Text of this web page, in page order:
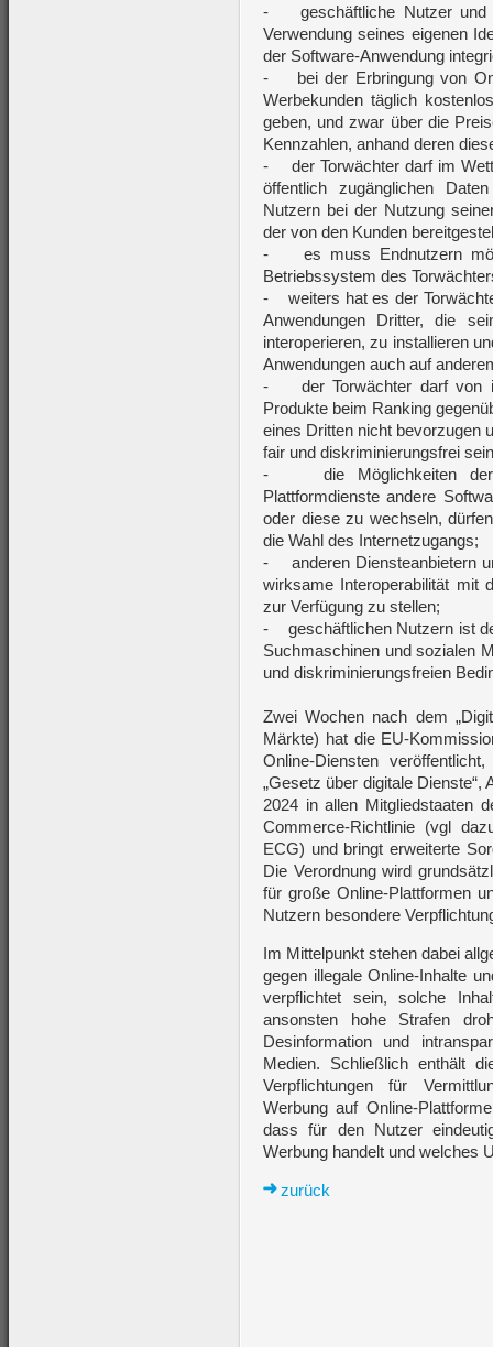
- geschäftliche Nutzer und
Verwendung seines eigenen
der Software-Anwendung
- bei der Erbringung von
Werbekunden täglich
geben, und zwar über die
Kennzahlen, anhand deren
- der Torwächter darf im
öffentlich zugänglichen
Nutzern bei der Nutzung
der von den Kunden
- es muss Endnutzern
Betriebssystem des
- weiters hat es der
Anwendungen Dritter, die
interoperieren, zu installieren
Anwendungen auch auf
- der Torwächter darf von
Produkte beim Ranking
eines Dritten nicht bevorzugen
fair und diskriminierungsfrei
- die Möglichkeiten der
Plattformdienste andere
oder diese zu wechseln,
die Wahl des Internetzugangs;
- anderen Diensteanbietern
wirksame Interoperabilität mit
zur Verfügung zu stellen;
- geschäftlichen Nutzern ist
Suchmaschinen und sozialen
und diskriminierungsfreien
Zwei Wochen nach dem
Märkte) hat die EU-
Online-Diensten
„Gesetz über digitale Dienste“,
2024 in allen Mitgliedstaaten
Commerce-Richtlinie (vgl
ECG) und bringt erweiterte
Die Verordnung wird
für große Online-Plattformen
Nutzern besondere
Im Mittelpunkt stehen dabei
gegen illegale Online-Inhalte
verpflichtet sein, solche
ansonsten hohe Strafen
Desinformation und
Medien. Schließlich enthält
Verpflichtungen für
Werbung auf Online-
dass für den Nutzer
Werbung handelt und welches
zurück